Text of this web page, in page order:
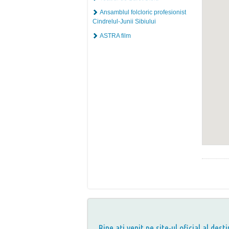
Ansamblul folcloric profesionist
Cindrelul-Junii Sibiului
ASTRA film